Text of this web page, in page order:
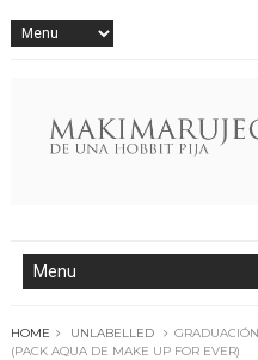
HOME UNLABELLED
(PACK AQUA DE MAKE UP FOR EVER)